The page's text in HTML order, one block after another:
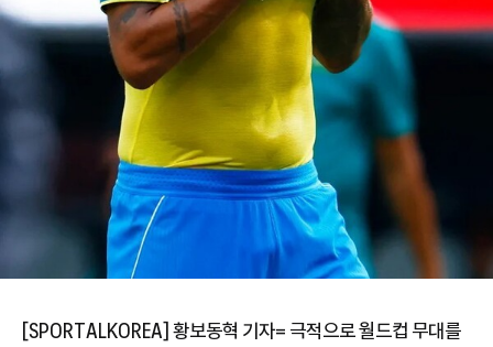
[SPORTALKOREA] 황보동혁 기자= 극적으로 월드컵 무대를